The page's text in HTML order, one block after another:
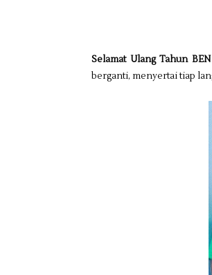
Selamat Ulang Tahun
berganti, menyertai tiap